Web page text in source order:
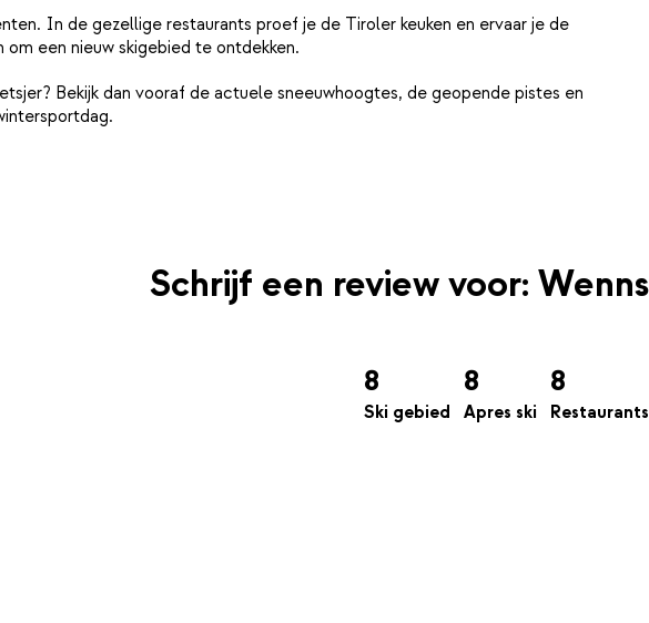
In de gezellige restaurants proef je de Tiroler keuken en ervaar je de
een nieuw skigebied te ontdekken.
Bekijk dan vooraf de actuele sneeuwhoogtes, de geopende pistes en
Schrijf een review voor: Wenns
8
Ski gebied
8
Apres ski
8
Restaurants